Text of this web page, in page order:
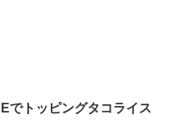
でトッピングタコライス